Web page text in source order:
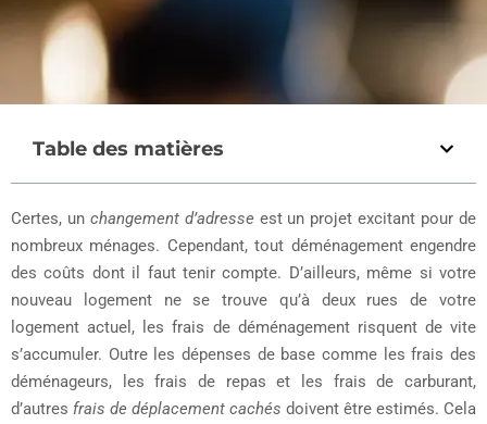
Table des matières
Certes, un changement d’adresse est un projet excitant pour de
nombreux ménages. Cependant, tout déménagement engendre
des coûts dont il faut tenir compte. D’ailleurs, même si votre
nouveau logement ne se trouve qu’à deux rues de votre
logement actuel, les frais de déménagement risquent de vite
s’accumuler. Outre les dépenses de base comme les frais des
déménageurs, les frais de repas et les frais de carburant,
d’autres frais de déplacement cachés doivent être estimés. Cela